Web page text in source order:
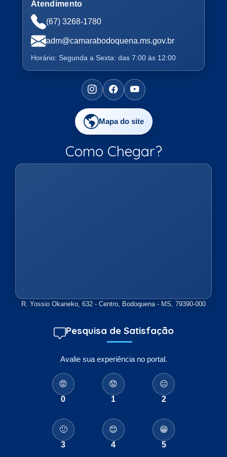
Atendimento
(67) 3268-1780
adm@camarabodoquena.ms.gov.br
Horário: Segunda a Sexta: das 7:00 às 12:00
Mapa do site
Como Chegar?
R. Yossio Okaneko, 632 - Centro, Bodoquena - MS, 79390-000
Pesquisa de Satisfação
Avalie sua experiência no portal.
😡
0
😟
1
😐
2
🙂
3
😊
4
😁
5